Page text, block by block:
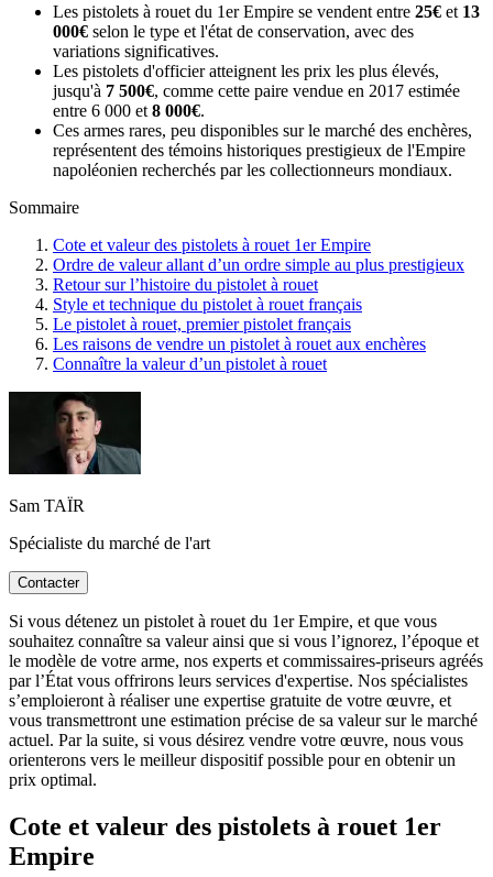
Les pistolets à rouet du 1er Empire se vendent entre 25€ et 13
000€ selon le type et l'état de conservation, avec des
variations significatives.
Les pistolets d'officier atteignent les prix les plus élevés,
jusqu'à 7 500€, comme cette paire vendue en 2017 estimée
entre 6 000 et 8 000€.
Ces armes rares, peu disponibles sur le marché des enchères,
représentent des témoins historiques prestigieux de l'Empire
napoléonien recherchés par les collectionneurs mondiaux.
Sommaire
Cote et valeur des pistolets à rouet 1er Empire
Ordre de valeur allant d’un ordre simple au plus prestigieux
Retour sur l’histoire du pistolet à rouet
Style et technique du pistolet à rouet français
Le pistolet à rouet, premier pistolet français
Les raisons de vendre un pistolet à rouet aux enchères
Connaître la valeur d’un pistolet à rouet
Sam TAÏR
Spécialiste du marché de l'art
Contacter
Si vous détenez un pistolet à rouet du 1er Empire, et que vous
souhaitez connaître sa valeur ainsi que si vous l’ignorez, l’époque et
le modèle de votre arme, nos experts et commissaires-priseurs agréés
par l’État vous offrirons leurs services d'expertise. Nos spécialistes
s’emploieront à réaliser une expertise gratuite de votre œuvre, et
vous transmettront une estimation précise de sa valeur sur le marché
actuel. Par la suite, si vous désirez vendre votre œuvre, nous vous
orienterons vers le meilleur dispositif possible pour en obtenir un
prix optimal.
Cote et valeur des pistolets à rouet 1er
Empire